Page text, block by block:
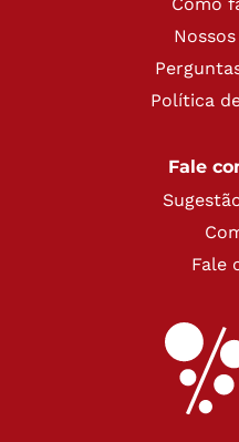
Como
Política
Fale
Fale